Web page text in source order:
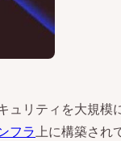
ュリティを大規模
フラ上に構築され